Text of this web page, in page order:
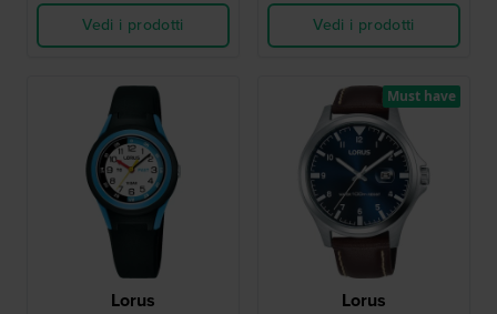
Vedi i prodotti
Vedi i prodotti
Lorus Lorus
Must have